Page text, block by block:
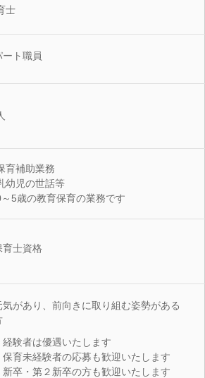
士
ート職員
育補助業務
幼児の世話等
5歳の教育保育の業務です
育士資格
気があり、前向きに取り組む姿勢がある
経験者は優遇いたします
保育未経験者の応募も歓迎いたします
新卒・第２新卒の方も歓迎いたします